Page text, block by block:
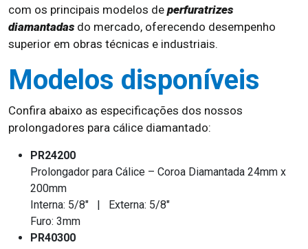
com os principais modelos de perfuratrizes
diamantadas do mercado, oferecendo desempenho
superior em obras técnicas e industriais.
Modelos disponíveis
Confira abaixo as especificações dos nossos
prolongadores para cálice diamantado:
PR24200
Prolongador para Cálice – Coroa Diamantada 24mm x
200mm
Interna: 5/8" | Externa: 5/8"
Furo: 3mm
PR40300